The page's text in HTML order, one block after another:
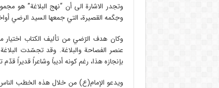
وتجدر الاشارة الى أن “نهج البلاغة” هو
وحِكَمه القصيرة، التي جمعها السيد الرضي أواخر
وكان هدف الرّضي من تأليف الكتاب اختيار
عنصر الفصاحة والبلاغة. وقد تجسّدت
بإنجازه هذا، رغم كونه أديباً وشاعراً قديراً قدّم
ويدعو الإمام(ع) من خلال هذه الخطب الناس